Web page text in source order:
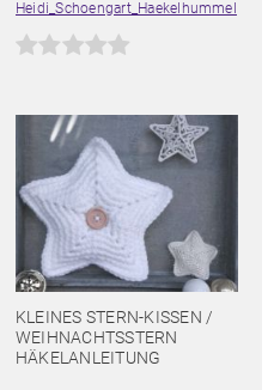
Heidi_Schoengart_Haekelhummel
KLEINES STERN-KISSEN /
WEIHNACHTSSTERN
HÄKELANLEITUNG